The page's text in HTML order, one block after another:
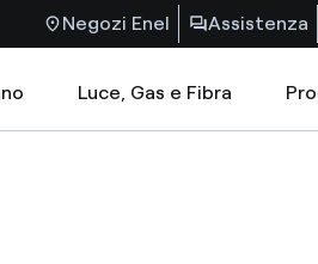
Negozi Enel Assistenza
Luce, Gas e Fibra